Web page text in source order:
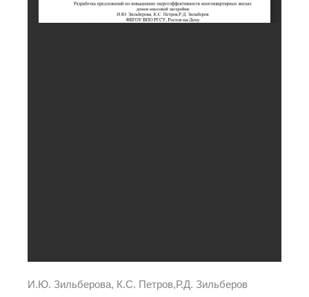
И.Ю. Зильберова, К.С. Петров,Р.Д. Зильберов